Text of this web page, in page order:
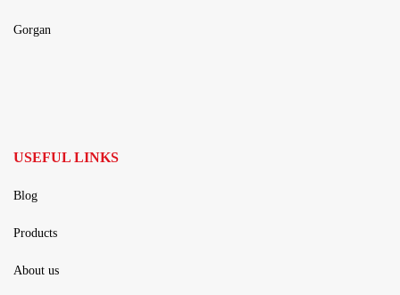
Gorgan
USEFUL LINKS
Blog
Products
About us